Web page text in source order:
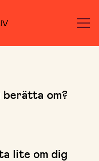
berätta om?
lite om dig